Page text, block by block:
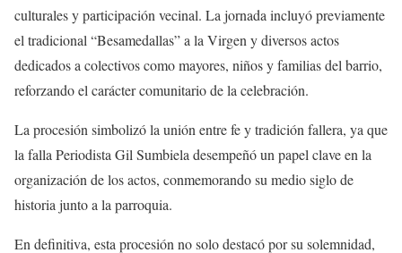
culturales y participación vecinal. La jornada incluyó previamente
el tradicional “Besamedallas” a la Virgen y diversos actos
dedicados a colectivos como mayores, niños y familias del barrio,
reforzando el carácter comunitario de la celebración.
La procesión simbolizó la unión entre fe y tradición fallera, ya que
la falla Periodista Gil Sumbiela desempeñó un papel clave en la
organización de los actos, conmemorando su medio siglo de
historia junto a la parroquia.
En definitiva, esta procesión no solo destacó por su solemnidad,